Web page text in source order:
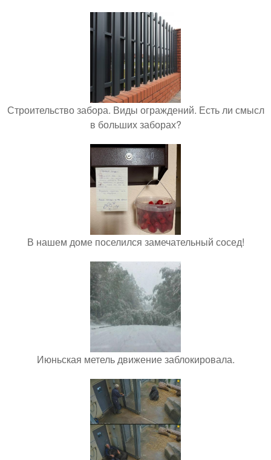
Строительство забора. Виды ограждений. Есть ли смысл
в больших заборах?
В нашем доме поселился замечательный сосед!
Июньская метель движение заблокировала.